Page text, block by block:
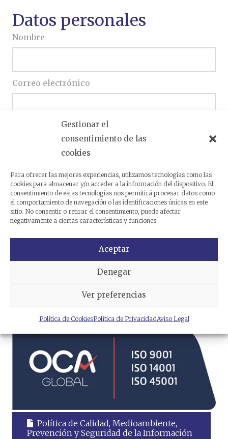
Gestionar el
consentimiento de las
cookies
Para ofrecer las mejores experiencias, utilizamos tecnologías como las
cookies para almacenar y/o acceder a la información del dispositivo. El
consentimiento de estas tecnologías nos permitirá procesar datos como
el comportamiento de navegación o las identificaciones únicas en este
sitio. No consentir o retirar el consentimiento, puede afectar
negativamente a ciertas características y funciones.
Aceptar
Denegar
Ver preferencias
Política de CookiesPolítica de PrivacidadAviso Legal
Datos personales
Nombre
Correo electrónico
Escriba si desea ampliar su consulta
He leído y acepto lapolítica
Política de Calidad, Medioambiente,
Prevención y Seguridad de la Información